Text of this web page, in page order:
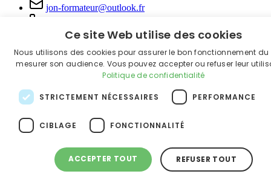
jon-formateur@outlook.fr
Grand Est & Bourgogne-Franche-Comté
© 2026 FORMA'TOUS. Tous droits réservés.
Ce site Web utilise des cookies
Nous utilisons des cookies pour assurer le bon fonctionnement du
mesurer son audience. Vous pouvez accepter ou refuser leur
Politique de confidentialité
STRICTEMENT NÉCESSAIRES PERFORMANCE
CIBLAGE FONCTIONNALITÉ
ACCEPTER TOUT REFUSER TOUT